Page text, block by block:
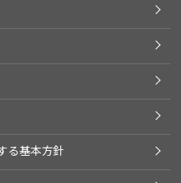
る基本方針